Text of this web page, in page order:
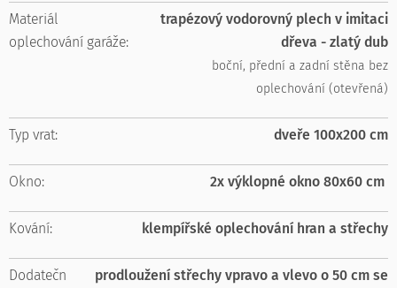
Materiál
oplechování garáže:
trapézový vodorovný plech v imitaci
dřeva - zlatý dub
boční, přední a zadní stěna bez
oplechování (otevřená)
Typ vrat: dveře 100x200 cm
Okno: 2x výklopné okno 80x60 cm
Kování: klempířské oplechování hran a střechy
Dodatečn
prodloužení střechy vpravo a vlevo o 50 cm se